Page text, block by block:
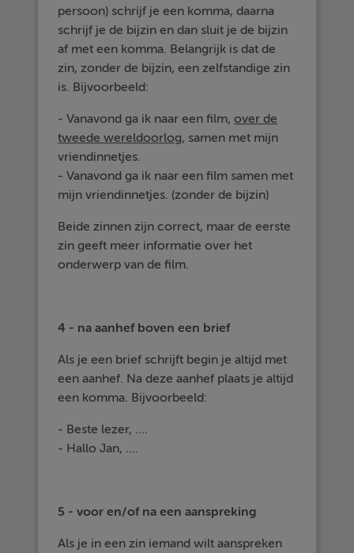
persoon) schrijf je een komma, daarna
schrijf je de bijzin en dan sluit je de bijzin
af met een komma. Belangrijk is dat de
zin, zonder de bijzin, een zelfstandige zin
is. Bijvoorbeeld:
- Vanavond ga ik naar een film,over de
tweede wereldoorlog, samen met mijn
vriendinnetjes.
- Vanavond ga ik naar een film samen met
mijn vriendinnetjes. (zonder de bijzin)
Beide zinnen zijn correct, maar de eerste
zin geeft meer informatie over het
onderwerp van de film.
4 - na aanhef boven een brief
Als je een brief schrijft begin je altijd met
een aanhef. Na deze aanhef plaats je altijd
een komma. Bijvoorbeeld:
- Beste lezer, ....
- Hallo Jan, ....
5 - voor en/of na een aanspreking
Als je in een zin iemand wilt aanspreken